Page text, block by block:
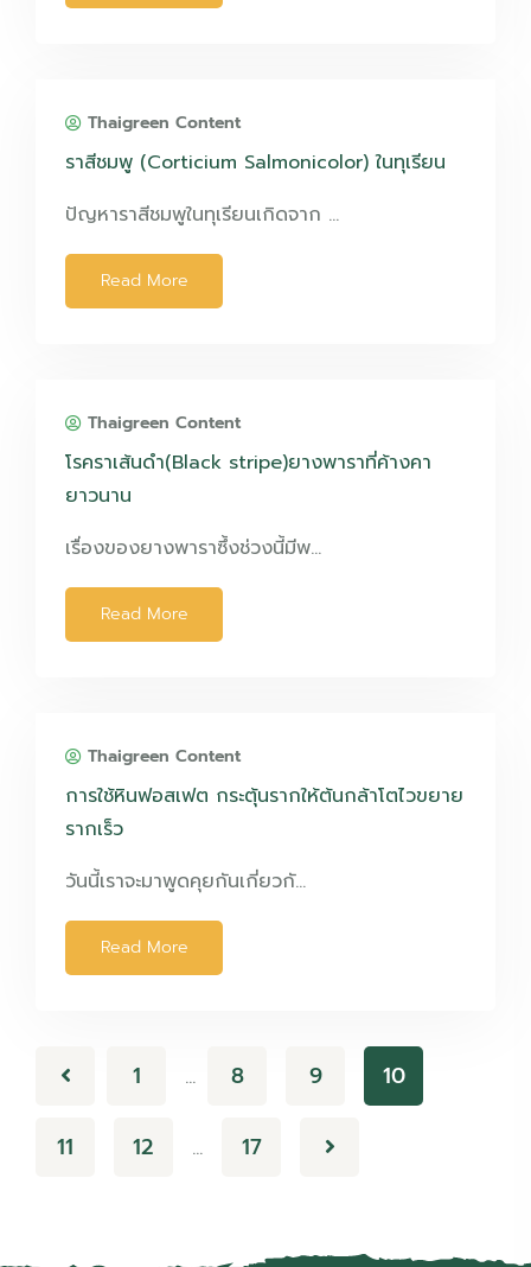
Thaigreen Content
ราสีชมพู (Corticium Salmonicolor) ในทุเรียน
ปัญหาราสีชมพูในทุเรียนเกิดจาก …
Read More
Thaigreen Content
โรคราเส้นดำ(Black stripe)ยางพาราที่ค้างคา
ยาวนาน
เรื่องของยางพาราซึ้งช่วงนี้มีพ…
Read More
Thaigreen Content
การใช้หินฟอสเฟต กระตุ้นรากให้ต้นกล้าโตไวขยาย
รากเร็ว
วันนี้เราจะมาพูดคุยกันเกี่ยวกั…
Read More
1 … 8 9 10
11 12 … 17